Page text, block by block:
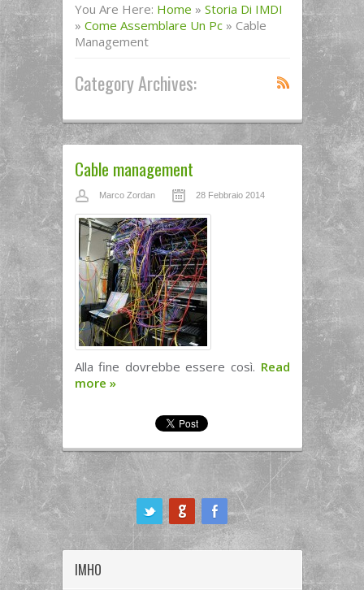
You Are Here: Home » Storia Di IMDI
» Come Assemblare Un Pc » Cable
Management
Category Archives:
Cable management
Marco Zordan 28 Febbraio 2014
Alla fine dovrebbe essere così. Read
more »
IMHO